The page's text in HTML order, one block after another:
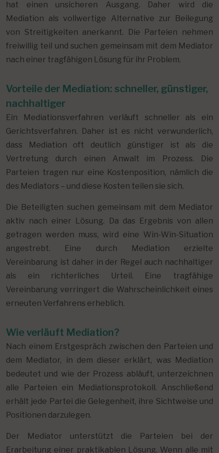
hat einen unsicheren Ausgang. Daher wird die
Mediation als vollwertige Alternative zur Beilegung
von Streitigkeiten anerkannt. Die Parteien nehmen
freiwillig teil und suchen gemeinsam mit dem Mediator
nach einer tragfähigen Lösung für ihr Problem.
Vorteile der Mediation: schneller, günstiger,
nachhaltiger
Ein Mediationsverfahren verläuft schneller als ein
Gerichtsverfahren. Daher ist es nicht verwunderlich,
dass Mediation oft deutlich günstiger ist als die
Vertretung durch einen Anwalt im Prozess. Die
Parteien tragen nur eine Kostenposition, nämlich die
des Mediators – und diese Kosten teilen sie sich.
Die Beteiligten suchen gemeinsam mit dem Mediator
aktiv nach einer Lösung. Da das Ergebnis von allen
getragen werden muss, wird eine Win-Win-Situation
angestrebt. Eine durch Mediation erzielte
Vereinbarung ist daher in der Regel auch nachhaltiger
als ein richterliches Urteil. Eine tragfähige
Vereinbarung verringert die Wahrscheinlichkeit eines
erneuten Verfahrens erheblich.
Wie verläuft Mediation?
Nach einem Erstgespräch zwischen den Parteien und
dem Mediator, in dem dieser erklärt, was Mediation
bedeutet und wie der Prozess abläuft, unterzeichnen
alle Parteien ein Mediationsprotokoll. Anschließend
erhält jede Partei die Gelegenheit, ihre Sichtweise und
Positionen darzulegen.
Der Mediator unterstützt die Parteien bei der
Erarbeitung einer praktikablen Lösung. Wenn alle mit